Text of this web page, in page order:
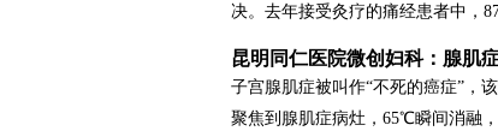
决。去年接受灸疗的痛经患者中，
昆明同仁医院微创妇科：腺肌
子宫腺肌症被叫作“不死的癌症”，
聚焦到腺肌症病灶，65℃瞬间消融